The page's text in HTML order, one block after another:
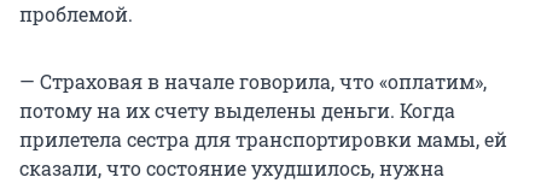
проблемой.
— Страховая в начале говорила, что «оплатим»,
потому на их счету выделены деньги. Когда
прилетела сестра для транспортировки мамы, ей
сказали, что состояние ухудшилось, нужна